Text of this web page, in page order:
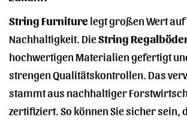
String Furniturelegt großen Wert
Nachhaltigkeit. DieString
hochwertigen Materialien gefertigt
strengen Qualitätskontrollen. Das
stammt aus nachhaltiger
zertifiziert. So können Sie sicher sein,